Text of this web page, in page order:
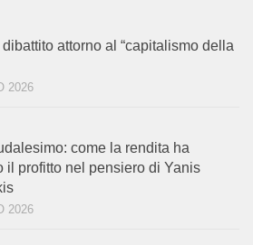
dibattito attorno al “capitalismo della
2026
come la rendita ha
il profitto nel pensiero di Yanis
2026